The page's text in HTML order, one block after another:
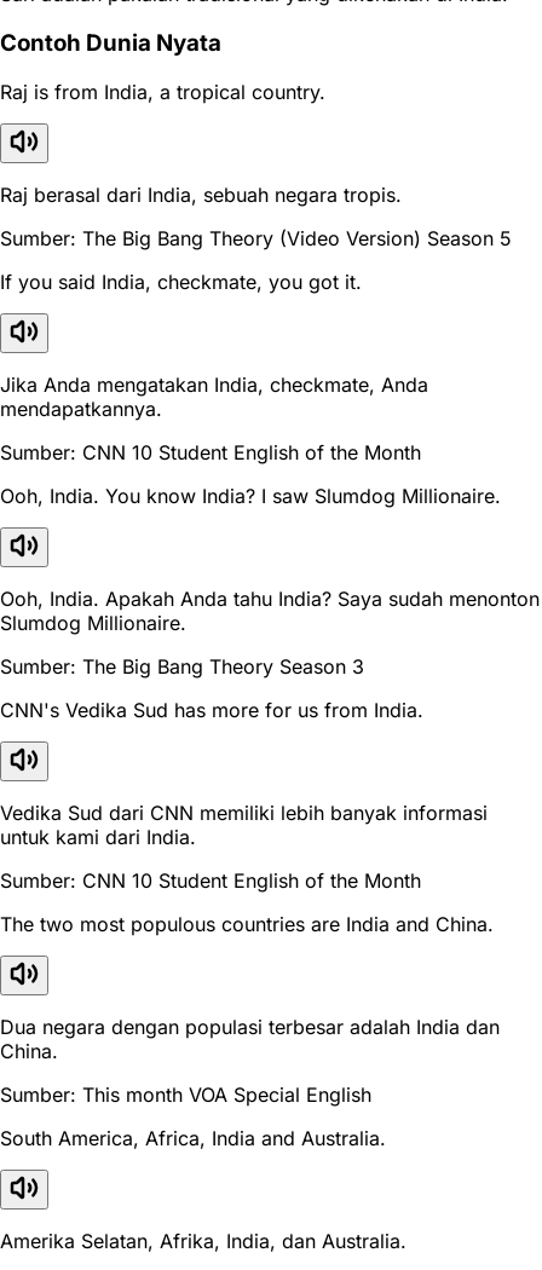
Contoh Dunia Nyata
Raj is from India, a tropical country.
Raj berasal dari India, sebuah negara tropis.
Sumber: The Big Bang Theory (Video Version) Season 5
If you said India, checkmate, you got it.
Jika Anda mengatakan India, checkmate, Anda
mendapatkannya.
Sumber: CNN 10 Student English of the Month
Ooh, India. You know India? I saw Slumdog Millionaire.
Ooh, India. Apakah Anda tahu India? Saya sudah menonton
Slumdog Millionaire.
Sumber: The Big Bang Theory Season 3
CNN's Vedika Sud has more for us from India.
Vedika Sud dari CNN memiliki lebih banyak informasi
untuk kami dari India.
Sumber: CNN 10 Student English of the Month
The two most populous countries are India and China.
Dua negara dengan populasi terbesar adalah India dan
China.
Sumber: This month VOA Special English
South America, Africa, India and Australia.
Amerika Selatan, Afrika, India, dan Australia.